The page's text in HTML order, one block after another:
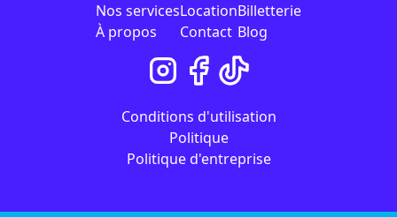
Nos services
À propos
Location
Contact
Billetterie
Blog
Conditions d'utilisation
Politique
Politique d'entreprise